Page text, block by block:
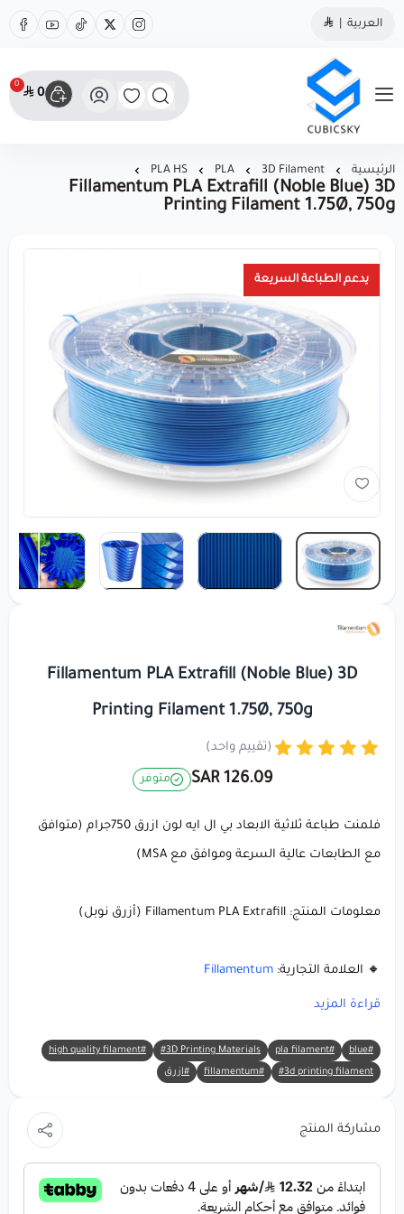
العربية
مؤسسة كيوبك سكاي
0
0
الرئيسية 3D Filament
PLA
PLA HS
Fillamentum PLA Extrafill (Noble Blue) 3D
Printing Filament 1.75Ø, 750g
يدعم الطباعة السريعة
Fillamentum PLA Extrafill (Noble Blue) 3D
Printing Filament 1.75Ø, 750g
(تقييم واحد)
126.09 SAR متوفر
فلمنت طباعة ثلاثية الابعاد بي ال ايه لون ازرق 750جرام (متوافق
مع الطابعات عالية السرعة وموافق مع MSA)
معلومات المنتج: Fillamentum PLA Extrafill (أزرق نوبل)
🔸 العلامة التجارية: Fillamentum
🔸 المادة: PLA Extrafill
🔸 الوزن الصافي: 750 جم
🔸 قطر الخيط: 1.75 ملم
نوبل)؟
قراءة المزيد
#blue
#pla filament
#3D Printing Materials
#high quality filament
#3d printing filament
#fillamentum #ازرق
مشاركة المنتج